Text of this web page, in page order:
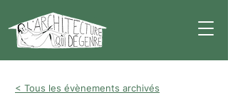
< Tous les évènements archivés